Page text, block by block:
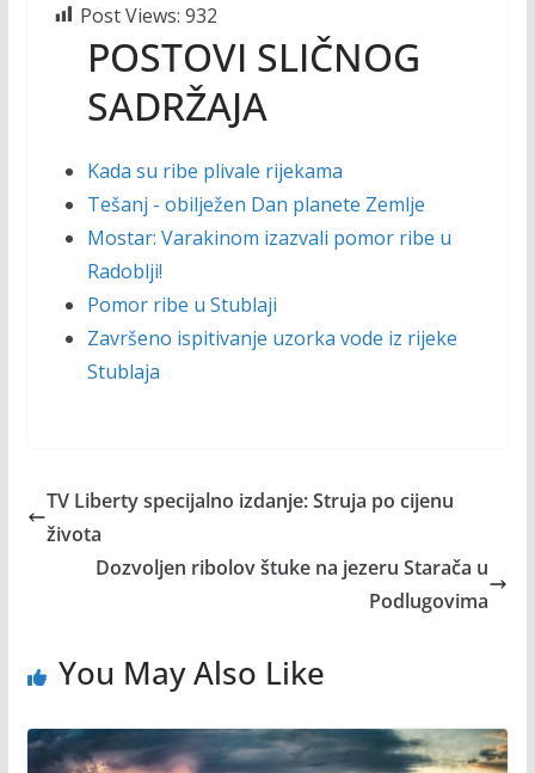
Post Views: 932
POSTOVI SLIČNOG
SADRŽAJA
Kada su ribe plivale rijekama
Tešanj - obilježen Dan planete Zemlje
Mostar: Varakinom izazvali pomor ribe u
Radoblji!
Pomor ribe u Stublaji
Završeno ispitivanje uzorka vode iz rijeke
Stublaja
TV Liberty specijalno izdanje: Struja po cijenu
života
Dozvoljen ribolov štuke na jezeru Starača u
Podlugovima
You May Also Like